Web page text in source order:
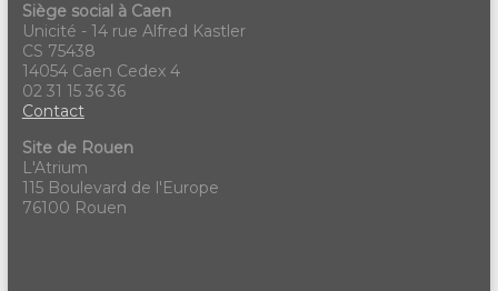
Siège social à Caen
Unicité - 14 rue Alfred Kastler
CS 75438
14054 Caen Cedex 4
02 31 15 36 36
Contact
Site de Rouen
L'Atrium
115 Boulevard de l'Europe
76100 Rouen